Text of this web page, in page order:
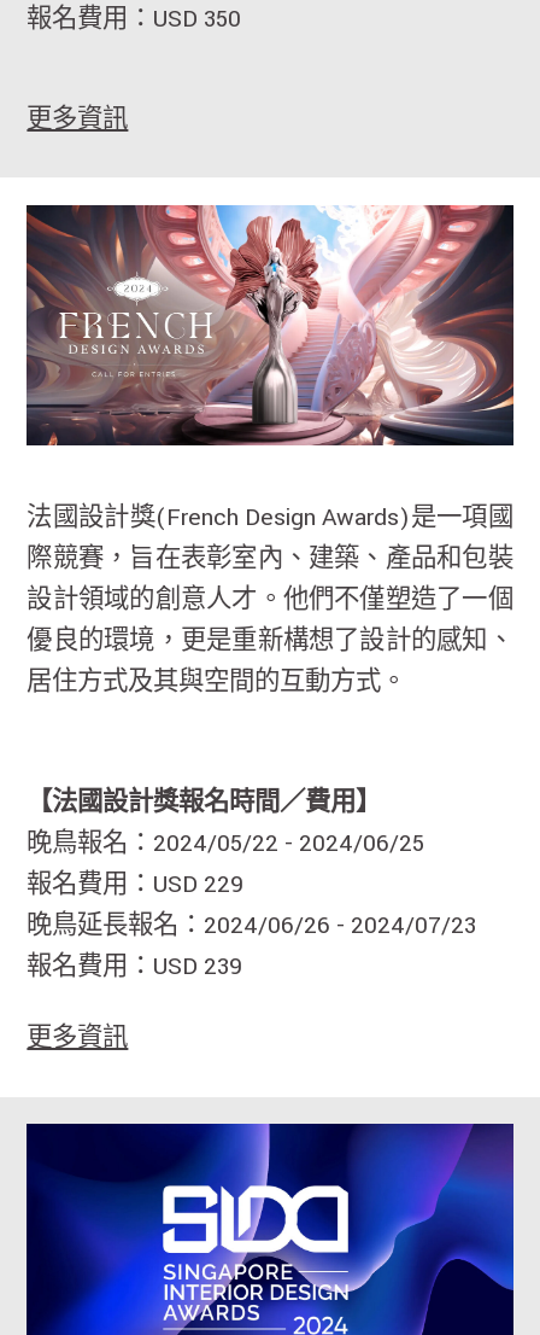
報名費用：USD 350
更多資訊
法國設計獎(French Design Awards)是一項國
際競賽，旨在表彰室內、建築、產品和包裝
設計領域的創意人才。他們不僅塑造了一個
優良的環境，更是重新構想了設計的感知、
居住方式及其與空間的互動方式。
【法國設計獎報名時間／費用】
晚鳥報名：2024/05/22 - 2024/06/25
報名費用：USD 229
晚鳥延長報名：2024/06/26 - 2024/07/23
報名費用：USD 239
更多資訊